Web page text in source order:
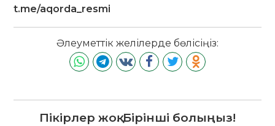
t.me/aqorda_resmi
Әлеуметтік желілерде бөлісіңіз:
Пікірлер жоқ. Бірінші болыңыз!